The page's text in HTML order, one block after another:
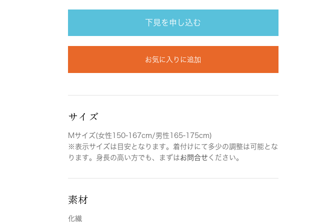
下見を申し込む
お気に入りに追加
サイズ
Mサイズ(女性150-167cm/男性165-175cm)
※表示サイズは目安となります。着付けにて多少の調整は可能とな
ります。身長の高い方でも、まずはお問合せ ください。
素材
化繊